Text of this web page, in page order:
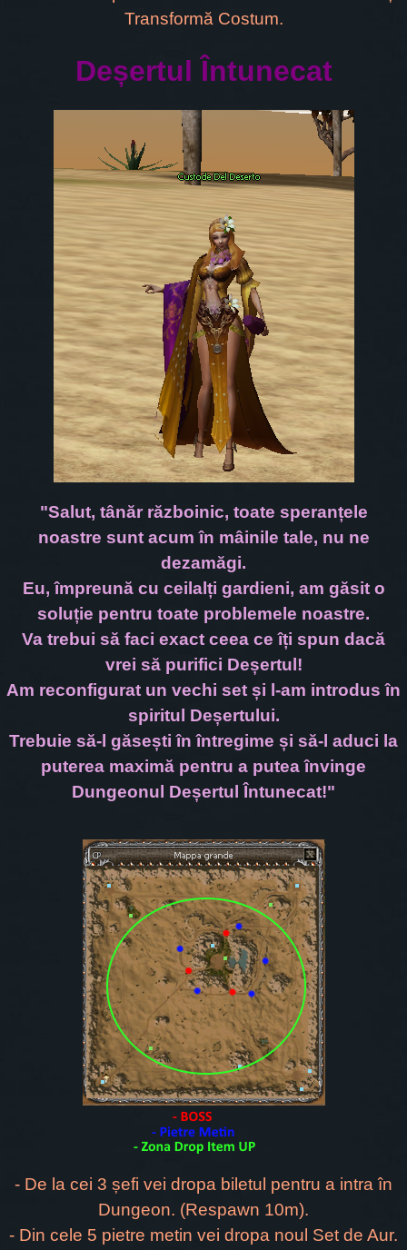
Transformă Costum.
Deșertul Întunecat
"Salut, tânăr războinic, toate speranțele
noastre sunt acum în mâinile tale, nu ne
dezamăgi.
Eu, împreună cu ceilalți gardieni, am găsit o
soluție pentru toate problemele noastre.
Va trebui să faci exact ceea ce îți spun dacă
vrei să purifici Deșertul!
Am reconfigurat un vechi set și l-am introdus în
spiritul Deșertului.
Trebuie să-l găsești în întregime și să-l aduci la
puterea maximă pentru a putea învinge
Dungeonul Deșertul Întunecat!"
- De la cei 3 șefi vei dropa biletul pentru a intra în
Dungeon. (Respawn 10m).
- Din cele 5 pietre metin vei dropa noul Set de Aur.